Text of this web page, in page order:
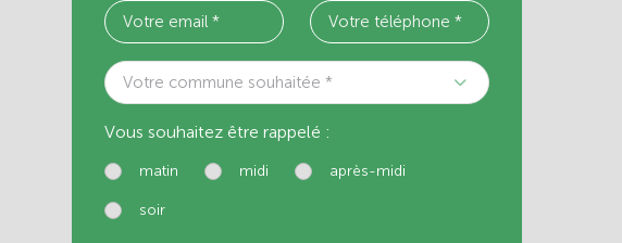
Votre commune souhaitée *
Vous souhaitez être rappelé :
matin midi après-midi
soir